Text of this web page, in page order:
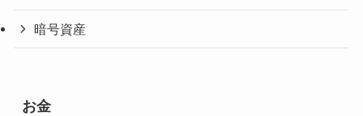
暗号資産
お金